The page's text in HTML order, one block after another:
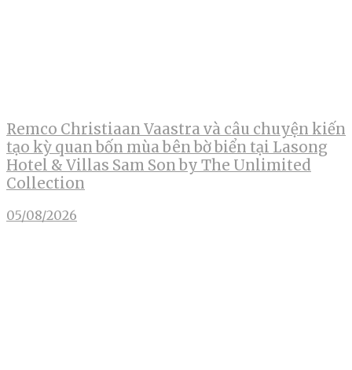
Remco Christiaan Vaastra và câu chuyện kiến
tạo kỳ quan bốn mùa bên bờ biển tại Lasong
Hotel & Villas Sam Son by The Unlimited
Collection
05/08/2026